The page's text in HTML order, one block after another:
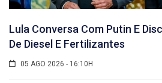
Lula Conversa Com Putin E
De Diesel E Fertilizantes
05 AGO 2026 - 16:10H